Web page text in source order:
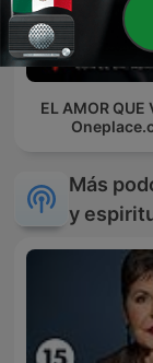
EL AMOR QUE
Más
y